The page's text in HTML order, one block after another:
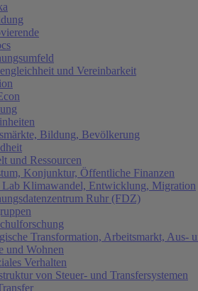
und Vereinbarkeit
Bildung, Bevölkerung
und Ressourcen
Konjunktur, Öffentliche Finanzen
Lab Klimawandel, Entwicklung, Migration
Ruhr (FDZ)
Transformation, Arbeitsmarkt, Aus-
und Wohnen
Verhalten
von Steuer- und Transfersystemen